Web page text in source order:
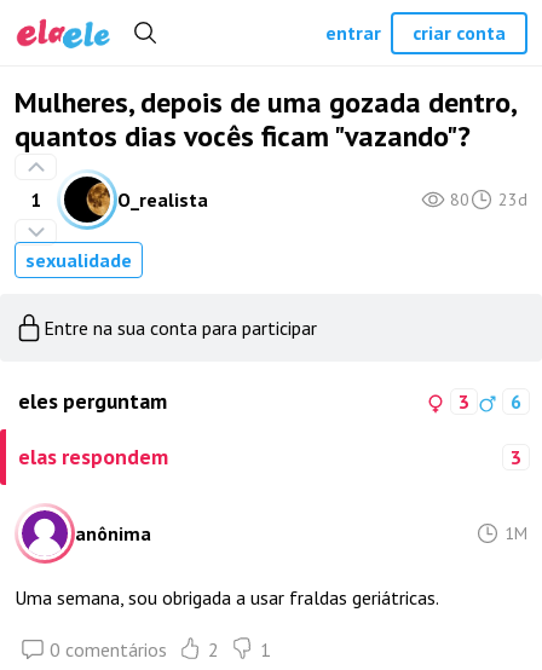
Mulheres, depois de uma gozada dentro,
quantos dias vocês ficam "vazando"?
1 O_realista 80 23d
sexualidade
Entre na sua conta para participar
eles perguntam 3 6
elas respondem 3
anônima 1M
Uma semana, sou obrigada a usar fraldas geriátricas.
0 comentários 2 1
entrar criar conta